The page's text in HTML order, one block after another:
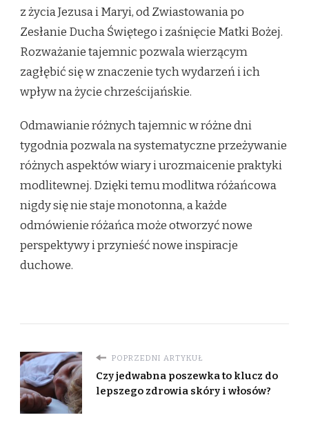
z życia Jezusa i Maryi, od Zwiastowania po
Zesłanie Ducha Świętego i zaśnięcie Matki Bożej.
Rozważanie tajemnic pozwala wierzącym
zagłębić się w znaczenie tych wydarzeń i ich
wpływ na życie chrześcijańskie.
Odmawianie różnych tajemnic w różne dni
tygodnia pozwala na systematyczne przeżywanie
różnych aspektów wiary i urozmaicenie praktyki
modlitewnej. Dzięki temu modlitwa różańcowa
nigdy się nie staje monotonna, a każde
odmówienie różańca może otworzyć nowe
perspektywy i przynieść nowe inspiracje
duchowe.
POPRZEDNI ARTYKUŁ
Czy jedwabna poszewka to klucz do
lepszego zdrowia skóry i włosów?